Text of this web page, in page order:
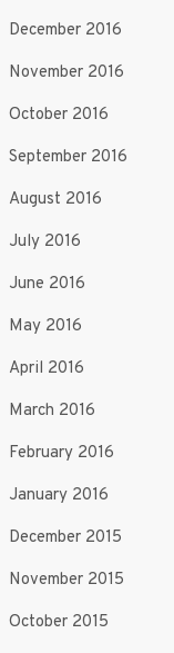
December 2016
November 2016
October 2016
September 2016
August 2016
July 2016
June 2016
May 2016
April 2016
March 2016
February 2016
January 2016
December 2015
November 2015
October 2015